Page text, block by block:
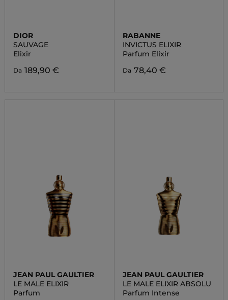
DIOR
SAUVAGE
Elixir
Da 189,90 €
RABANNE
INVICTUS ELIXIR
Parfum Elixir
Da 78,40 €
JEAN PAUL GAULTIER
LE MALE ELIXIR
Parfum
JEAN PAUL GAULTIER
LE MALE ELIXIR ABSOLU
Parfum Intense